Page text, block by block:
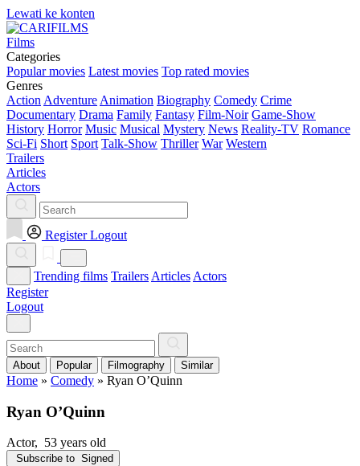
Lewati ke konten
Films
Categories
Popular movies Latest movies Top rated movies
Genres
Action Adventure Animation Biography Comedy Crime
Documentary Drama Family Fantasy Film-Noir Game-Show
History Horror Music Musical Mystery News Reality-TV Romance
Sci-Fi Short Sport Talk-Show Thriller War Western
Trailers
Articles
Actors
Register Logout
Trending films Trailers Articles Actors
Register
Logout
About Popular Filmography Similar
Home » Comedy » Ryan O’Quinn
Ryan O’Quinn
Actor, 53 years old
Subscribe to Signed